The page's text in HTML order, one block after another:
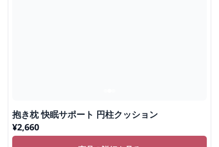
抱き枕 快眠サポート 円柱クッション
¥2,660